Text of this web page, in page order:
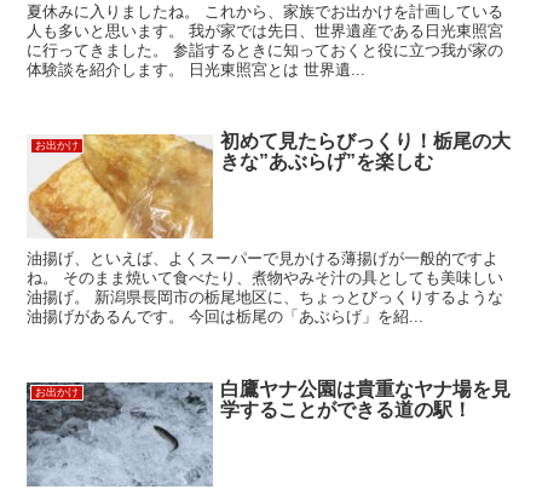
夏休みに入りましたね。 これから、家族でお出かけを計画している
人も多いと思います。 我が家では先日、世界遺産である日光東照宮
に行ってきました。 参詣するときに知っておくと役に立つ我が家の
体験談を紹介します。 日光東照宮とは 世界遺...
お出かけ
初めて見たらびっくり！栃尾の大
きな”あぶらげ”を楽しむ
油揚げ、といえば、よくスーパーで見かける薄揚げが一般的ですよ
ね。 そのまま焼いて食べたり、煮物やみそ汁の具としても美味しい
油揚げ。 新潟県長岡市の栃尾地区に、ちょっとびっくりするような
油揚げがあるんです。 今回は栃尾の「あぶらげ」を紹...
お出かけ
白鷹ヤナ公園は貴重なヤナ場を見
学することができる道の駅！